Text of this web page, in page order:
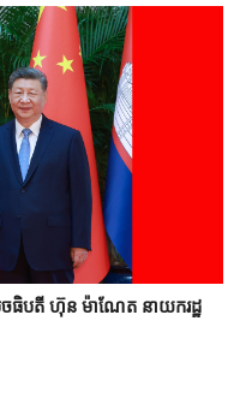
ធិបតី ហ៊ុន ម៉ាណែត នាយករដ្ឋ